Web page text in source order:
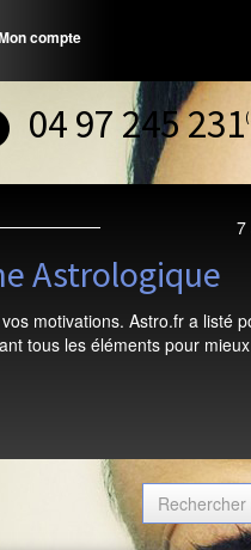
compte
04 97 245 231
7
Astrologique
motivations. Astro.fr a listé
tous les éléments pour mieux